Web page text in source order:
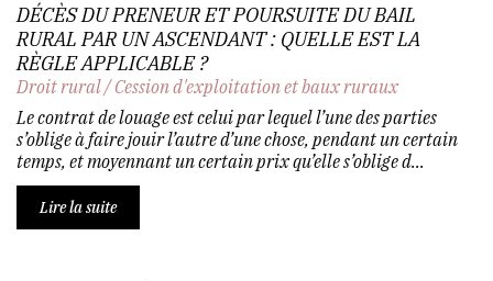
DÉCÈS DU PRENEUR ET POURSUITE DU BAIL
RURAL PAR UN ASCENDANT : QUELLE EST LA
RÈGLE APPLICABLE ?
Droit rural/Cession d'exploitation et baux ruraux
Le contrat de louage est celui par lequel l’une des parties
s’oblige à faire jouir l’autre d’une chose, pendant un certain
temps, et moyennant un certain prix qu’elle s’oblige d...
Lire la suite